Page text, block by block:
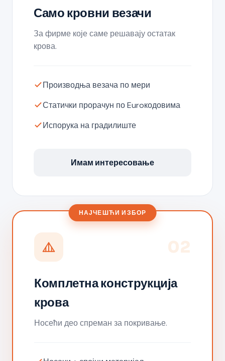
Само кровни везачи
За фирме које саме решавају остатак
крова.
Производња везача по мери
Статички прорачун по Euroкодовима
Испорука на градилиште
Имам интересовање
НАЈЧЕШЋИ ИЗБОР
02
Комплетна конструкција
крова
Носећи део спреман за покривање.